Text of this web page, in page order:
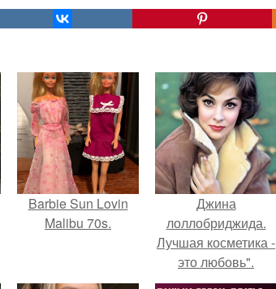
Barbie Sun Lovin
Malibu 70s.
Джина
лоллобриджида.
Лучшая косметика -
это любовь".